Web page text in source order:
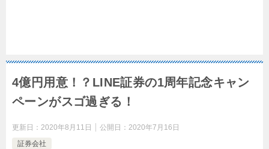
4億円用意！？LINE証券の1周年記念キャン
ペーンがスゴ過ぎる！
更新日： 2020年8月11日 公開日： 2020年7月16日
証券会社